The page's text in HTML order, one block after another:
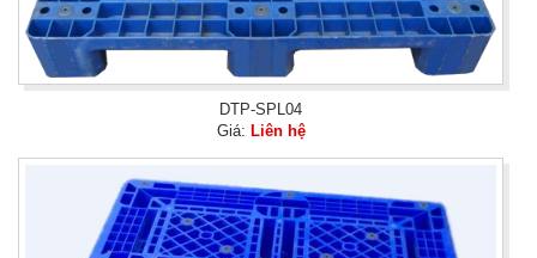
DTP-SPL04
Giá: Liên hệ